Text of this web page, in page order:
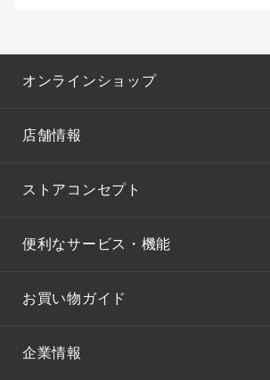
オンラインショップ
店舗情報
ストアコンセプト
便利なサービス・機能
お買い物ガイド
企業情報